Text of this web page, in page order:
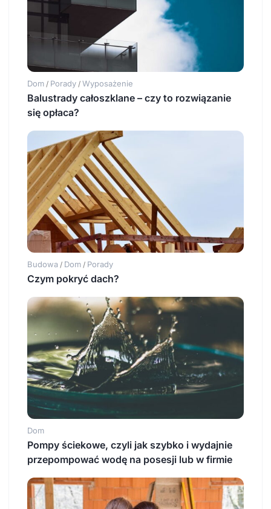
Dom / Porady / Wyposażenie
Balustrady całoszklane – czy to rozwiązanie
się opłaca?
Budowa / Dom / Porady
Czym pokryć dach?
Dom
Pompy ściekowe, czyli jak szybko i wydajnie
przepompować wodę na posesji lub w firmie